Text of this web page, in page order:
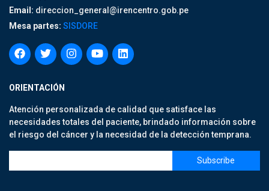
Email: direccion_general@irencentro.gob.pe
Mesa partes: SISDORE
ORIENTACIÓN
Atención personalizada de calidad que satisface las
necesidades totales del paciente, brindado información sobre
el riesgo del cáncer y la necesidad de la detección temprana.